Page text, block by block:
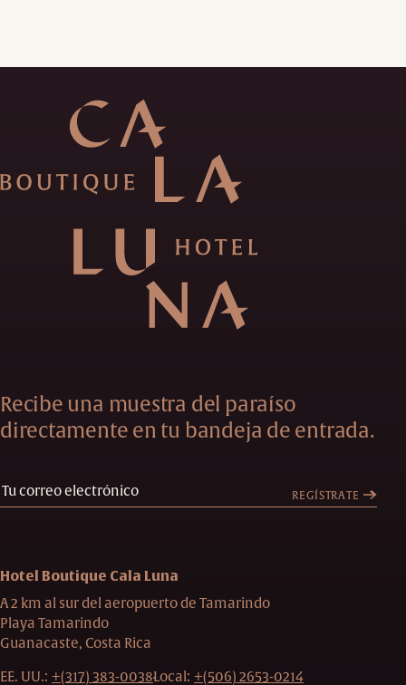
Recibe una muestra del paraíso
directamente en tu bandeja de entrada.
REGÍSTRATE
Hotel Boutique Cala Luna
A 2 km al sur del aeropuerto de Tamarindo
Playa Tamarindo
Guanacaste, Costa Rica
EE. UU.: +(317) 383-0038Local: +(506) 2653-0214